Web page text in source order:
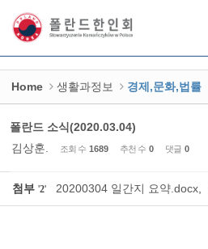
Home 생활과정보 경제,문화,법률
폴란드 소식(2020.03.04)
김상훈.
조회 수 1689 추천 수 0 댓글 0
첨부 '2' 20200304 일간지 요약.docx